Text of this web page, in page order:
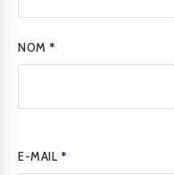
NOM*
E-MAIL *